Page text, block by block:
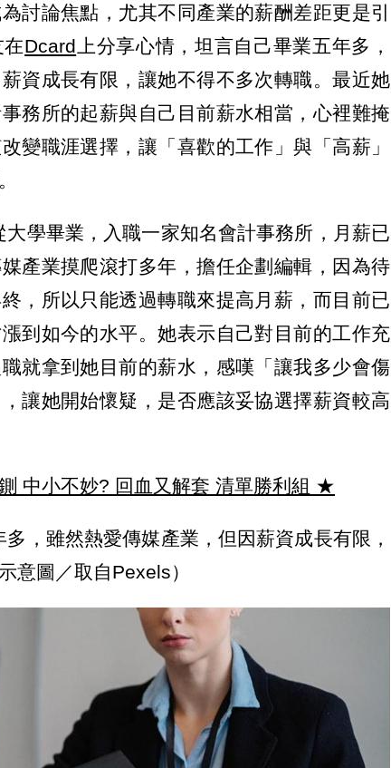
討論焦點，尤其不同產業的薪酬差距更是引
Dcard 上分享心情，坦言自己畢業五年多，
資成長有限，讓她不得不多次轉職。最近她
務所的起薪與自己目前薪水相當，心裡難掩
變職涯選擇，讓「喜歡的工作」與「高薪」
大學畢業，入職一家知名會計事務所，月薪已
產業摸爬滾打多年，擔任企劃編輯，因為待
，所以只能透過轉職來提高月薪，而目前已
到如今的水平。她表示自己對目前的工作充
就拿到她目前的薪水，感嘆「讓我多少會傷
讓她開始懷疑，是否應該妥協選擇薪資較高
中小不妙? 回血又解套 清單勝利組 ★
，雖然熱愛傳媒產業，但因薪資成長有限，
意圖／取自Pexels）